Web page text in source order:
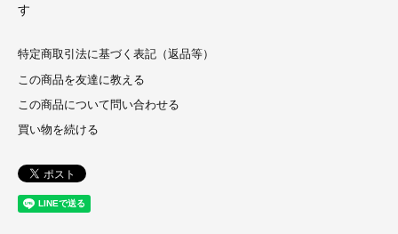
す
特定商取引法に基づく表記（返品等）
この商品を友達に教える
この商品について問い合わせる
買い物を続ける